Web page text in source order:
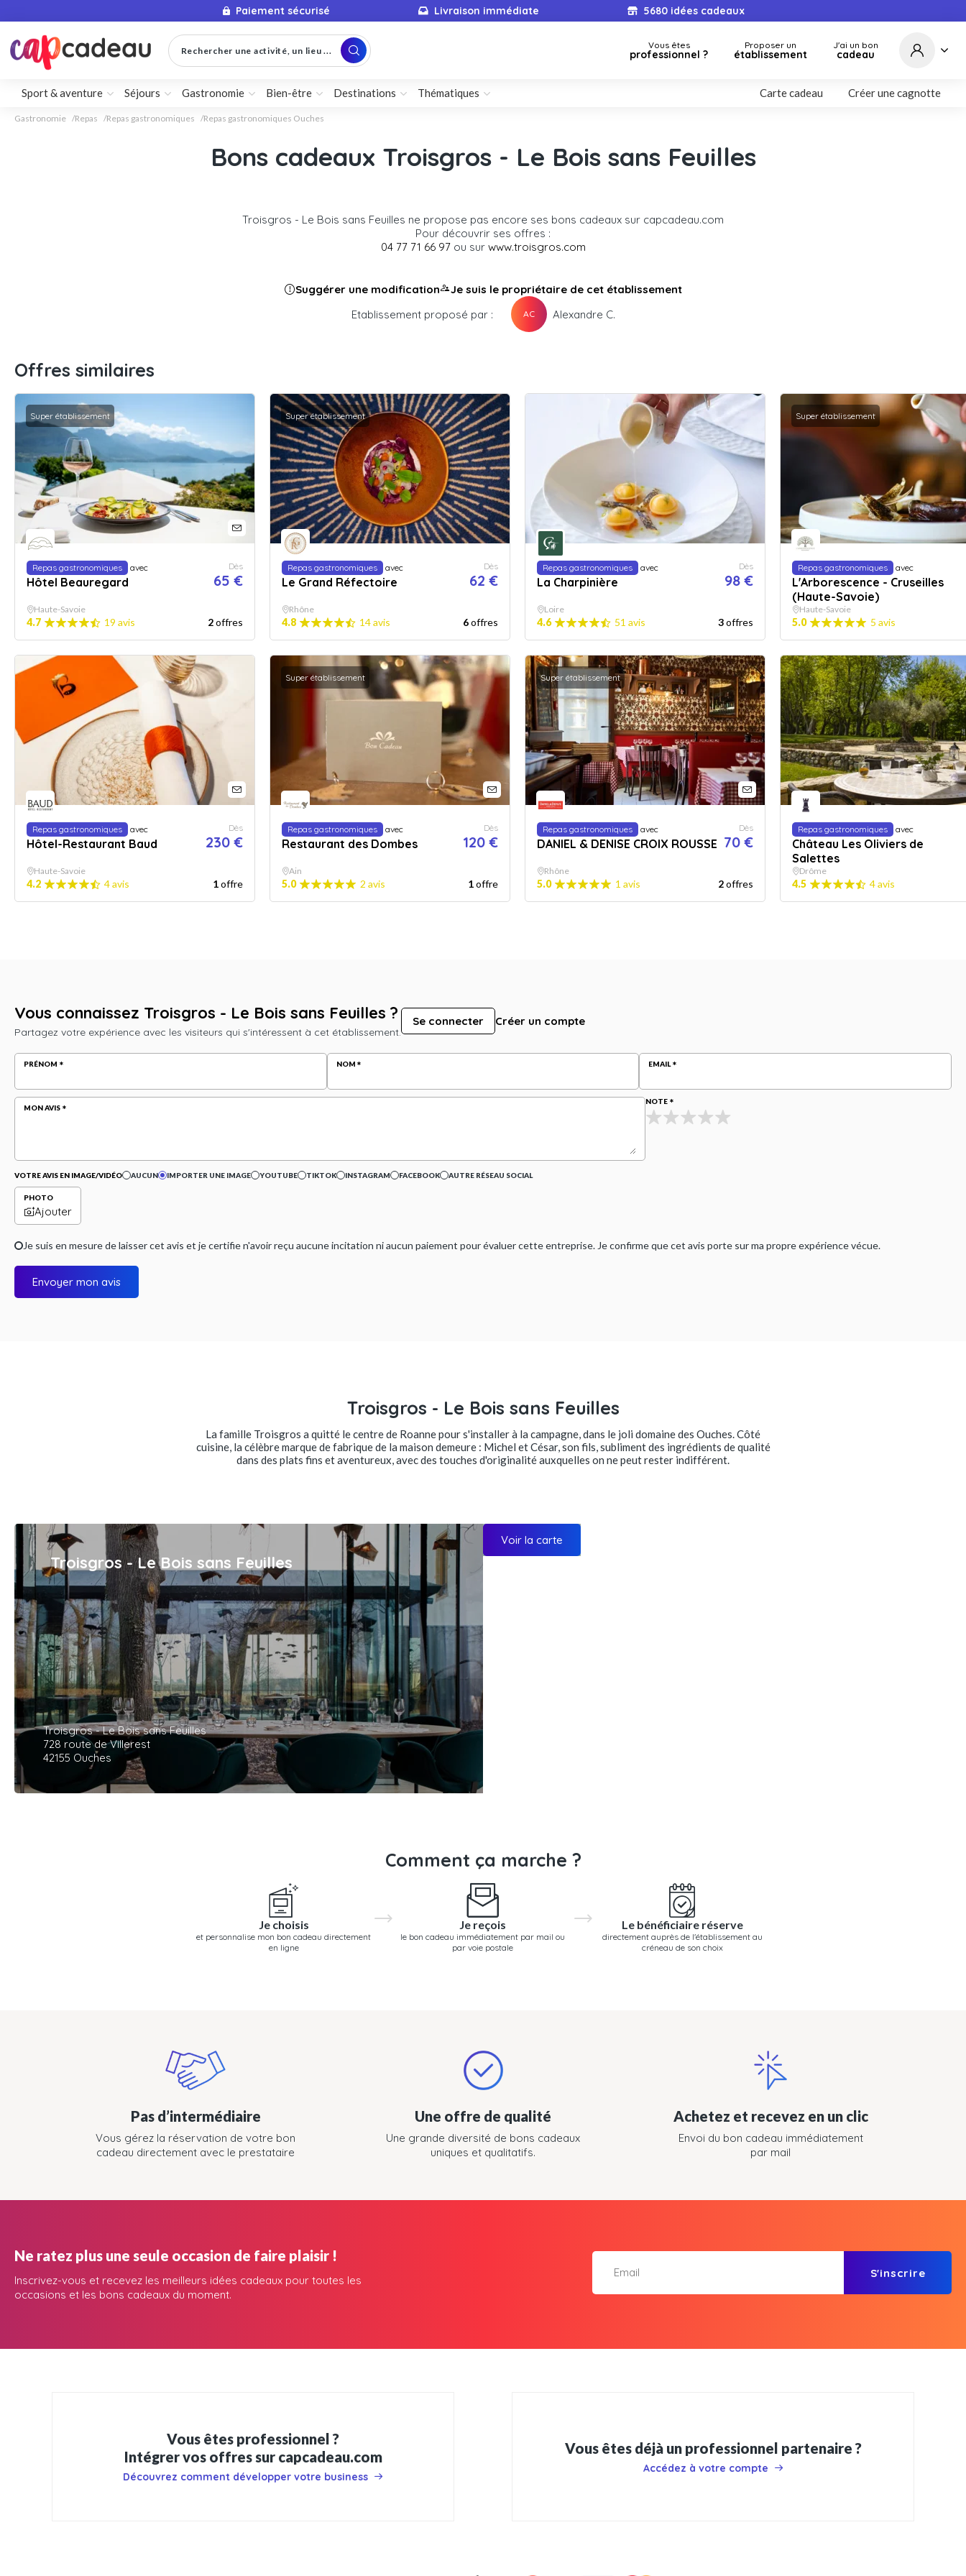
Paiement sécurisé Livraison immédiate 5680idées cadeaux
Rechercher une activité, un lieu ... Vous êtes
professionnel ?
Proposer un
établissement
J'ai un bon
cadeau
Sport & aventure Séjours Gastronomie Bien-être Destinations Thématiques Carte cadeau Créer une cagnotte
Gastronomie Repas Repas gastronomiques Repas gastronomiques Ouches
Bons cadeaux Troisgros - Le Bois sans Feuilles
Troisgros - Le Bois sans Feuilles ne propose pas encore ses bons cadeaux sur capcadeau.com
Pour découvrir ses offres :
04 77 71 66 97ou sur www.troisgros.com
Suggérer une modification
Je suis le propriétaire de cet établissement
Etablissement proposé par :
AC Alexandre C.
Offres similaires
Super établissement
Repas gastronomiques avec
Hôtel Beauregard
Dès
65 €
Haute-Savoie
4.7 19 avis 2offres
Super établissement
Repas gastronomiques avec
Le Grand Réfectoire
Dès
62 €
Rhône
4.8 14 avis 6offres
Repas gastronomiques avec
La Charpinière
Dès
98 €
Loire
4.6 51 avis 3offres
Super établissement
Repas gastronomiques avec
L'Arborescence - Cruseilles
(Haute-Savoie)
Haute-Savoie
5.0 5 avis
Repas gastronomiques avec
Hôtel-Restaurant Baud
Dès
230 €
Haute-Savoie
4.2 4 avis 1offre
Super établissement
Repas gastronomiques avec
Restaurant des Dombes
Dès
120 €
Ain
5.0 2 avis 1offre
Super établissement
Repas gastronomiques avec
DANIEL & DENISE CROIX ROUSSE
Dès
70 €
Rhône
5.0 1 avis 2offres
Repas gastronomiques avec
Château Les Oliviers de
Salettes
Drôme
4.5 4 avis
Vous connaissez Troisgros - Le Bois sans Feuilles ?
Partagez votre expérience avec les visiteurs qui s'intéressent à cet établissement.
Se connecter Créer un compte
PRÉNOM NOM EMAIL
MON AVIS
NOTE
VOTRE AVIS EN IMAGE/VIDÉO AUCUN IMPORTER UNE IMAGE YOUTUBE TIKTOK INSTAGRAM FACEBOOK AUTRE RÉSEAU SOCIAL
PHOTO
Ajouter
Je suis en mesure de laisser cet avis et je certifie n'avoir reçu aucune incitation ni aucun paiement pour évaluer cette entreprise. Je confirme que cet avis porte sur ma propre expérience vécue.
Envoyer mon avis
Troisgros - Le Bois sans Feuilles
La famille Troisgros a quitté le centre de Roanne pour s'installer à la campagne, dans le joli domaine des Ouches. Côté
cuisine, la célèbre marque de fabrique de la maison demeure : Michel et César, son fils, subliment des ingrédients de qualité
dans des plats fins et aventureux, avec des touches d'originalité auxquelles on ne peut rester indifférent.
Troisgros - Le Bois sans Feuilles
Troisgros - Le Bois sans Feuilles
728 route de Villerest
42155 Ouches
Voir la carte
Comment ça marche ?
Je choisis
et personnalise mon bon cadeau directement
en ligne
Je reçois
le bon cadeau immédiatement par mail ou
par voie postale
Le bénéficiaire réserve
directement auprès de l'établissement au
créneau de son choix
Pas d’intermédiaire
Vous gérez la réservation de votre bon
cadeau directement avec le prestataire
Une offre de qualité
Une grande diversité de bons cadeaux
uniques et qualitatifs.
Achetez et recevez en un clic
Envoi du bon cadeau immédiatement
par mail
Ne ratez plus une seule occasion de faire plaisir !
Inscrivez-vous et recevez les meilleurs idées cadeaux pour toutes les
occasions et les bons cadeaux du moment.
S'inscrire
Vous êtes professionnel ?
Intégrer vos offres sur capcadeau.com
Découvrez comment développer votre business
Vous êtes déjà un professionnel partenaire ?
Accédez à votre compte